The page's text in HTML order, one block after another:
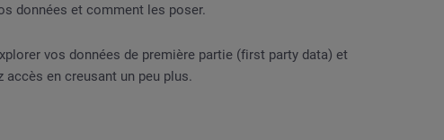
données et comment les poser.
vos données de première partie (first party data) et
en creusant un peu plus.